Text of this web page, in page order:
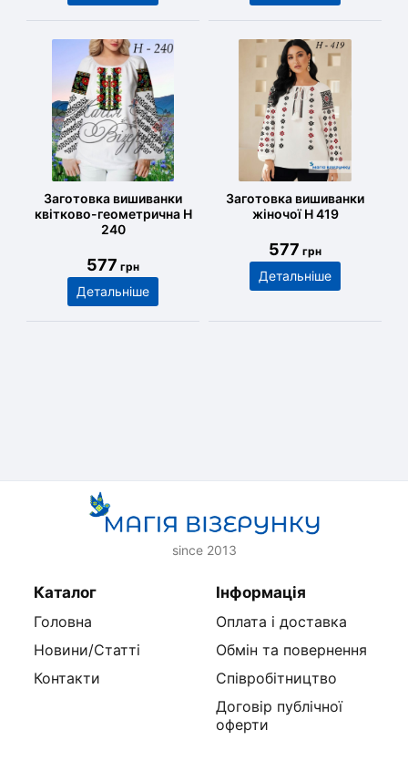
Заготовка вишиванки
квітково-геометрична Н
240
577 грн
Детальніше
Заготовка вишиванки
жіночої Н 419
577 грн
Детальніше
since 2013
Каталог
Головна
Новини/Статті
Контакти
Інформація
Оплата і доставка
Обмін та повернення
Співробітництво
Договір публічної
оферти